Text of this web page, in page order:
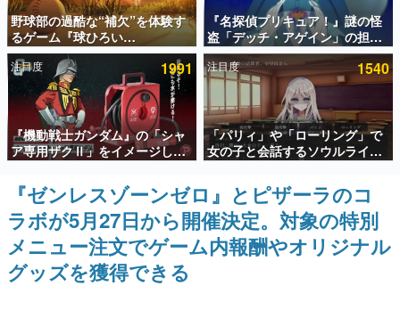
アプリセール情報
インタビュー
連載・特集一覧
殿堂入り記事
SNS拡散数が数千以上！ ページビュー数万以上！ などな
ど。多くの人々に読まれた、電ファミ渾身の“殿堂入り”記
事をまとめました。
ゲームの企画書
名作ゲームクリエイターの方々に製作時のエピソードをお
聞きし、ヒットする企画（ゲーム）とは何か？を探ってい
きます。
赫本
この物語を解いてはいけない。『赫本』は、〈試験問題〉
野球部の過酷な“補欠”を体験す
るゲーム『球ひろい
Simulator』が「1件」のウィッ
シュリストをもとにチェコ語に
対応しSNSで話題に。『キング
ダム・カム』開発元やチェコの
プロ野球選手から称賛の声
『名探偵プリキュア！』謎の怪
盗「デッチ・アゲイン」の担当
キャストは天﨑滉平さんと判
明。『Re:ゼロから始める異世
界生活』オットー役、『ヒプノ
シスマイク』山田三郎役など
注目度 1991
『機動戦士ガンダム』の「シャ
ア専用ザクⅡ」をイメージした
散水ホースリールが予約開始。
本体にはシャアのパーソナルマ
ークやジオン公国軍のエンブレ
ム、型式番号などを配置
注目度 1540
「パリィ」や「ローリング」で
女の子と会話するソウルライク
恋愛ゲーム『小早川さんはソウ
ルライク』無料公開。返事に失
敗すると「YOU DIED」
『ゼンレスゾーンゼロ』とピザーラのコ
ラボが5月27日から開催決定。対象の特別
メニュー注文でゲーム内報酬やオリジナル
グッズを獲得できる